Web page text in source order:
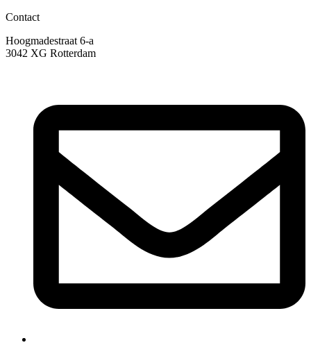
Contact
Hoogmadestraat 6-a
3042 XG Rotterdam